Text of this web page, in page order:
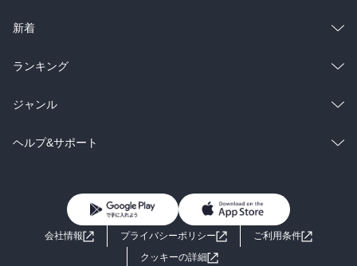
ラノベ
雑誌・グラビア
BL・TL
総合
ラノベ
雑誌・グラビア
BL・TL
新着
総合
ラノベ
雑誌・グラビア
ランキング
総合
ラノベ
ジャンル
コミック
ライトノベル 男子向けラノベ
小説
ヘルプ&サポート
よくあるご質問 お問い合わせ
会社情報 プライバシーポリシー
ご利用条件
クッキーの詳細